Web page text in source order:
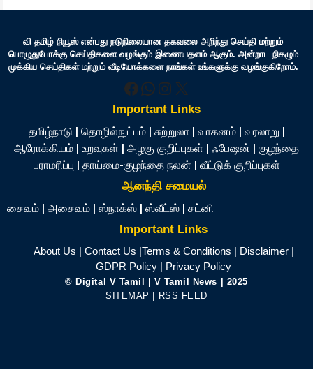
வி தமிழ் நியூஸ் என்பது நடுநிலையான தகவலை அறிந்து செய்தி மற்றும்
பொழுதுபோக்கு செய்திகளை வழங்கும் இணையதளம் ஆகும். அன்றாட நிகழும்
முக்கிய செய்திகள் மற்றும் வீடியோக்களை நாங்கள் உங்களுக்கு வழங்குகிறோம்.
Facebook
WhatsApp
Instagram
X
Important Links
தமிழ்நாடு | தொழில்நுட்பம்| சுற்றுலா| வாகனம்| வரலாறு |
ஆரோக்கியம் | உறவுகள் | அழகு குறிப்புகள் | ஃபேஷன் | குழந்தை
பராமரிப்பு | தாய்மை-குழந்தை நலன் | வீட்டுக் குறிப்புகள்
ஆனந்தி சமையல்
சைவம் | அசைவம் | ஸ்நாக்ஸ் | ஸ்வீட்ஸ் | சட்னி
Important Links
About Us | Contact Us |Terms & Conditions | Disclaimer|
GDPR Policy | Privacy Policy
© Digital V Tamil | V Tamil News
| 2025
SITEMAP
RSS FEED